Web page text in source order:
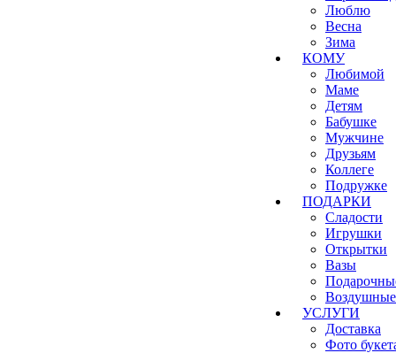
Люблю
Весна
Зима
КОМУ
Любимой
Маме
Детям
Бабушке
Мужчине
Друзьям
Коллеге
Подружке
ПОДАРКИ
Сладости
Игрушки
Открытки
Вазы
УСЛУГИ
Доставка
Фото